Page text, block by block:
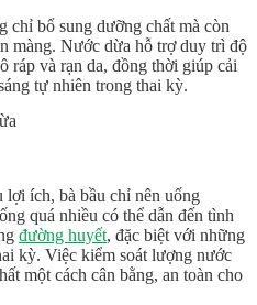
chỉ bổ sung dưỡng chất mà còn
màng. Nước dừa hỗ trợ duy trì độ
ráp và rạn da, đồng thời giúp cải
tự nhiên trong thai kỳ.
ích, bà bầu chỉ nên uống
quá nhiều có thể dẫn đến tình
đường huyết, đặc biệt với những
kỳ. Việc kiểm soát lượng nước
một cách cân bằng, an toàn cho